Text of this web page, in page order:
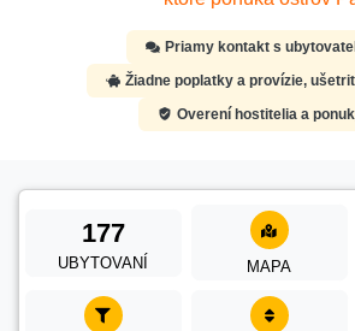
Priamy kontakt s
Žiadne poplatky a provízie,
Overení hostitelia a
177
UBYTOVANÍ MAPA